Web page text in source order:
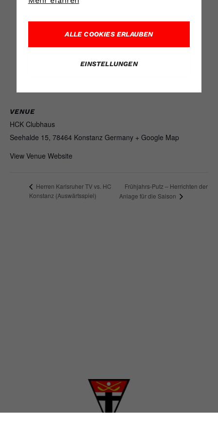
VENUE
HCK Clubhaus
Seehalde 15, 78464 Konstanz Germany + Google Map
View Venue Website
Herren Karlsruher TV vs. HC
Konstanz (Auswärtsspiel)
Frühjahrs-Putz – Herrichten der
Anlage für die Saison
ALLE COOKIES ERLAUBEN
EINSTELLUNGEN